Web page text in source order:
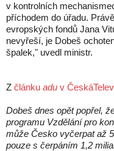
v kontrolních
příchodem do úřadu.
evropských fondů Jana
nevyřeší, je Dobeš
špalek," uvedl ministr.
Z článku adu v
Dobeš dnes opět popřel,
programu Vzdělání pro
může Česko vyčerpat až
pouze s čerpáním 1,2